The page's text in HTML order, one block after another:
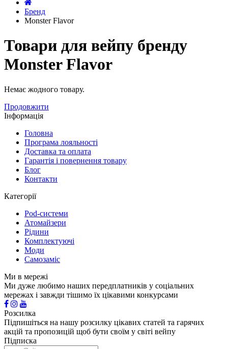
Бренд
Monster Flavor
Товари для вейпу бренду
Monster Flavor
Немає жодного товару.
Продовжити
Інформація
Головна
Програма лояльності
Доставка та оплата
Гарантія і повернення товару
Блог
Контакти
Категорії
Pod-системи
Атомайзери
Рідини
Комплектуючі
Моди
Самозаміс
Ми в мережі
Ми дуже любимо наших передплатників у соціальних
мережах і завжди тішимо їх цікавими конкурсами
Розсилка
Підпишіться на нашу розсилку цікавих статей та гарячих
акцій та пропозицій щоб бути своїм у світі вейпу
Підписка